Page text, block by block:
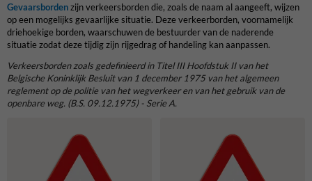
Gevaarsbordenzijn verkeersborden die, zoals de naam al aangeeft, wijzen
op een mogelijks gevaarlijke situatie. Deze verkeerborden, voornamelijk
driehoekige borden, waarschuwen de bestuurder van de naderende
situatie zodat deze tijdig zijn rijgedrag of handeling kan aanpassen.
Verkeersborden zoals gedefinieerd in Titel III Hoofdstuk II van het
Belgische Koninklijk Besluit van 1 december 1975 van het algemeen
reglement op de politie van het wegverkeer en van het gebruik van de
openbare weg. (B.S. 09.12.1975) - Serie A.